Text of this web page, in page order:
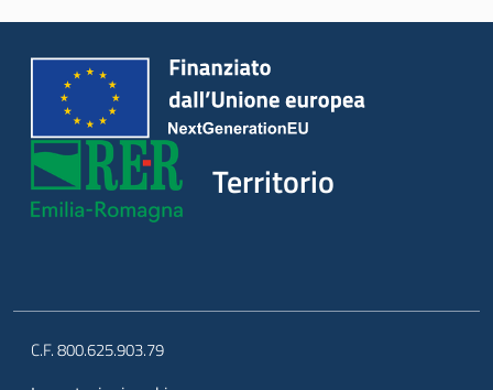
Piani Programmi
Progetti
Territorio
C.F. 800.625.903.79